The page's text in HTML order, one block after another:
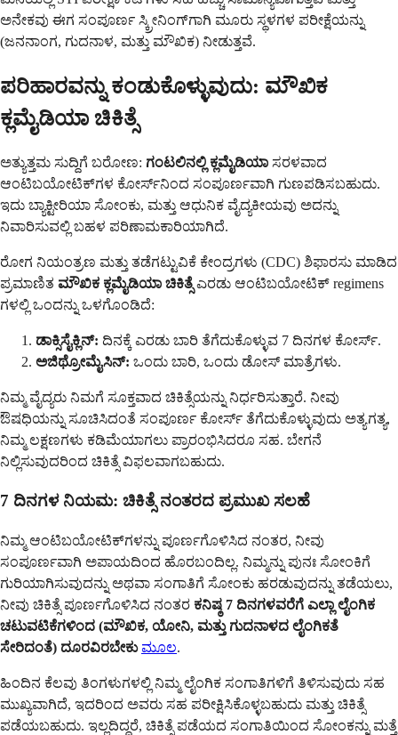
ಅನೇಕವು ಈಗ ಸಂಪೂರ್ಣ ಸ್ಕ್ರೀನಿಂಗ್‌ಗಾಗಿ ಮೂರು ಸ್ಥಳಗಳ ಪರೀಕ್ಷೆಯನ್ನು
(ಜನನಾಂಗ, ಗುದನಾಳ, ಮತ್ತು ಮೌಖಿಕ) ನೀಡುತ್ತವೆ.
ಪರಿಹಾರವನ್ನು ಕಂಡುಕೊಳ್ಳುವುದು: ಮೌಖಿಕ
ಕ್ಲಮೈಡಿಯಾ ಚಿಕಿತ್ಸೆ
ಅತ್ಯುತ್ತಮ ಸುದ್ದಿಗೆ ಬರೋಣ: ಗಂಟಲಿನಲ್ಲಿ ಕ್ಲಮೈಡಿಯಾ ಸರಳವಾದ
ಆಂಟಿಬಯೋಟಿಕ್‌ಗಳ ಕೋರ್ಸ್‌ನಿಂದ ಸಂಪೂರ್ಣವಾಗಿ ಗುಣಪಡಿಸಬಹುದು.
ಇದು ಬ್ಯಾಕ್ಟೀರಿಯಾ ಸೋಂಕು, ಮತ್ತು ಆಧುನಿಕ ವೈದ್ಯಕೀಯವು ಅದನ್ನು
ನಿವಾರಿಸುವಲ್ಲಿ ಬಹಳ ಪರಿಣಾಮಕಾರಿಯಾಗಿದೆ.
ರೋಗ ನಿಯಂತ್ರಣ ಮತ್ತು ತಡೆಗಟ್ಟುವಿಕೆ ಕೇಂದ್ರಗಳು (CDC) ಶಿಫಾರಸು ಮಾಡಿದ
ಪ್ರಮಾಣಿತ ಮೌಖಿಕ ಕ್ಲಮೈಡಿಯಾ ಚಿಕಿತ್ಸೆಎರಡು ಆಂಟಿಬಯೋಟಿಕ್ regimens
ಗಳಲ್ಲಿ ಒಂದನ್ನು ಒಳಗೊಂಡಿದೆ:
ಡಾಕ್ಸಿಸೈಕ್ಲಿನ್: ದಿನಕ್ಕೆ ಎರಡು ಬಾರಿ ತೆಗೆದುಕೊಳ್ಳುವ 7 ದಿನಗಳ ಕೋರ್ಸ್.
ಅಜಿಥ್ರೋಮೈಸಿನ್: ಒಂದು ಬಾರಿ, ಒಂದು ಡೋಸ್ ಮಾತ್ರೆಗಳು.
ನಿಮ್ಮ ವೈದ್ಯರು ನಿಮಗೆ ಸೂಕ್ತವಾದ ಚಿಕಿತ್ಸೆಯನ್ನು ನಿರ್ಧರಿಸುತ್ತಾರೆ. ನೀವು
ಔಷಧಿಯನ್ನು ಸೂಚಿಸಿದಂತೆ ಸಂಪೂರ್ಣ ಕೋರ್ಸ್ ತೆಗೆದುಕೊಳ್ಳುವುದು ಅತ್ಯಗತ್ಯ,
ನಿಮ್ಮ ಲಕ್ಷಣಗಳು ಕಡಿಮೆಯಾಗಲು ಪ್ರಾರಂಭಿಸಿದರೂ ಸಹ. ಬೇಗನೆ
ನಿಲ್ಲಿಸುವುದರಿಂದ ಚಿಕಿತ್ಸೆ ವಿಫಲವಾಗಬಹುದು.
7 ದಿನಗಳ ನಿಯಮ: ಚಿಕಿತ್ಸೆ ನಂತರದ ಪ್ರಮುಖ ಸಲಹೆ
ನಿಮ್ಮ ಆಂಟಿಬಯೋಟಿಕ್‌ಗಳನ್ನು ಪೂರ್ಣಗೊಳಿಸಿದ ನಂತರ, ನೀವು
ಸಂಪೂರ್ಣವಾಗಿ ಅಪಾಯದಿಂದ ಹೊರಬಂದಿಲ್ಲ. ನಿಮ್ಮನ್ನು ಪುನಃ ಸೋಂಕಿಗೆ
ಗುರಿಯಾಗಿಸುವುದನ್ನು ಅಥವಾ ಸಂಗಾತಿಗೆ ಸೋಂಕು ಹರಡುವುದನ್ನು ತಡೆಯಲು,
ನೀವು ಚಿಕಿತ್ಸೆ ಪೂರ್ಣಗೊಳಿಸಿದ ನಂತರ ಕನಿಷ್ಠ 7 ದಿನಗಳವರೆಗೆ ಎಲ್ಲಾ ಲೈಂಗಿಕ
ಚಟುವಟಿಕೆಗಳಿಂದ (ಮೌಖಿಕ, ಯೋನಿ, ಮತ್ತು ಗುದನಾಳದ ಲೈಂಗಿಕತೆ
ಸೇರಿದಂತೆ) ದೂರವಿರಬೇಕು ಮೂಲ.
ಹಿಂದಿನ ಕೆಲವು ತಿಂಗಳುಗಳಲ್ಲಿ ನಿಮ್ಮ ಲೈಂಗಿಕ ಸಂಗಾತಿಗಳಿಗೆ ತಿಳಿಸುವುದು ಸಹ
ಮುಖ್ಯವಾಗಿದೆ, ಇದರಿಂದ ಅವರು ಸಹ ಪರೀಕ್ಷಿಸಿಕೊಳ್ಳಬಹುದು ಮತ್ತು ಚಿಕಿತ್ಸೆ
ಪಡೆಯಬಹುದು. ಇಲ್ಲದಿದ್ದರೆ, ಚಿಕಿತ್ಸೆ ಪಡೆಯದ ಸಂಗಾತಿಯಿಂದ ಸೋಂಕನ್ನು ಮತ್ತೆ